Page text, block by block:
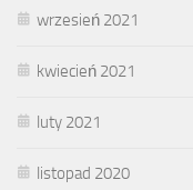
wrzesień 2021
kwiecień 2021
luty 2021
listopad 2020